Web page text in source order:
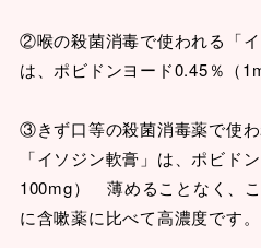
②喉の殺菌消毒で使われる「イ
は、ポビドンヨード0.45％（
③きず口等の殺菌消毒薬で使わ
「イソジン軟膏」は、ポビド
100mg） 薄めることなく、
に含嗽薬に比べて高濃度です。